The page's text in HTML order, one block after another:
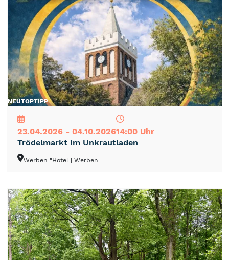
NEUTOPTIPP
23.04.2026 - 04.10.202614:00 Uhr
Trödelmarkt im Unkrautladen
Werben "Hotel | Werben